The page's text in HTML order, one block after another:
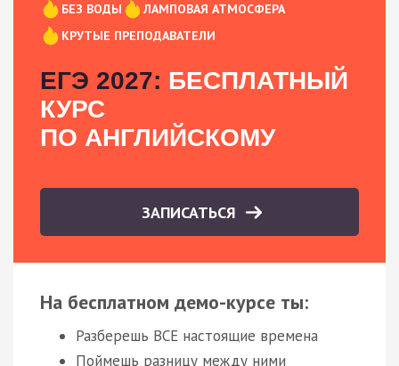
БЕЗ ВОДЫ
ЛАМПОВАЯ АТМОСФЕРА
КРУТЫЕ ПРЕПОДАВАТЕЛИ
ЕГЭ 2027: БЕСПЛАТНЫЙ
КУРС
ПО АНГЛИЙСКОМУ
ЗАПИСАТЬСЯ
На бесплатном демо-курсе ты:
Разберешь ВСЕ настоящие времена
Поймешь разницу между ними